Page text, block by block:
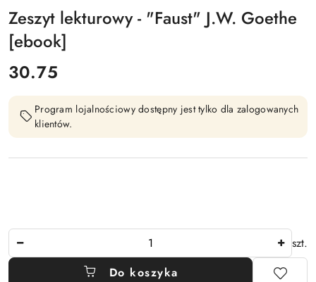
Zeszyt lekturowy - "Faust" J.W. Goethe
[ebook]
cena:
30.75
Program lojalnościowy dostępny jest tylko dla zalogowanych
klientów.
szt.
Do koszyka